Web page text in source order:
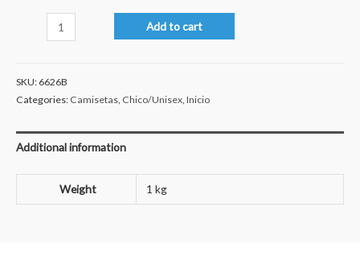
quantity
Add to cart
SKU: 6626B
Categories: Camisetas Chico/Unisex Inicio
Additional information
Weight 1 kg